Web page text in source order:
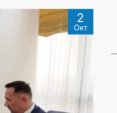
2
Окт